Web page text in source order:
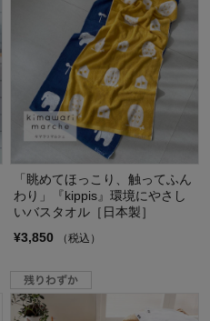
「眺めてほっこり、触ってふん
わり」『kippis』環境にやさし
いバスタオル［日本製］
¥3,850
（税込）